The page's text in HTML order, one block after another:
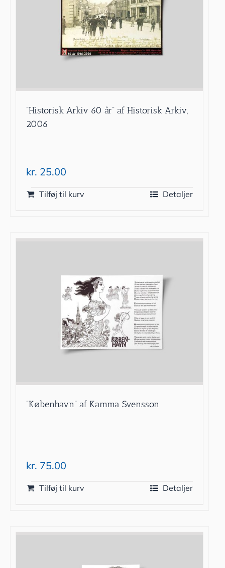
”Historisk Arkiv 60 år” af Historisk Arkiv,
2006
kr. 25.00
Tilføj til kurv Detaljer
”København” af Kamma Svensson
kr. 75.00
Tilføj til kurv Detaljer